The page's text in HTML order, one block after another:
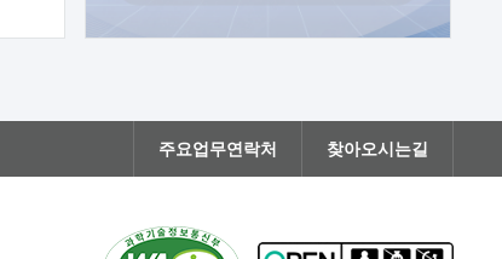
주요업무연락처 찾아오시는길